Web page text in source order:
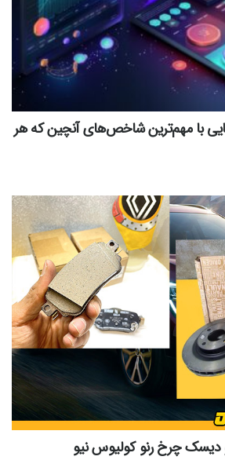
با مهم‌ترین شاخص‌های آنچین که هر
و دیسک چرخ رنو کولیوس نیو